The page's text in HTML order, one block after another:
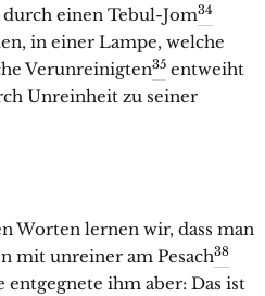
einen Tebul-Jom34
in einer Lampe, welche
Verunreinigten35 entweiht
Unreinheit zu seiner
Worten lernen wir, dass man
mit unreiner am Pesach38
entgegnete ihm aber: Das ist